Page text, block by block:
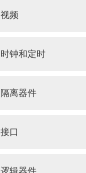
视频
时钟和定时
隔离器件
接口
逻辑器件